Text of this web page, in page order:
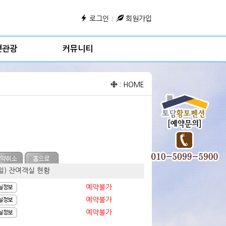
로그인 회원가입
관광 커뮤니티
: HOME
) 잔여객실 현황
예약불가
예약불가
예약불가